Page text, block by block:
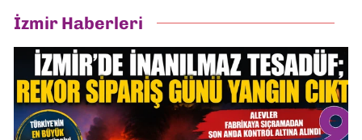
İzmir Haberleri